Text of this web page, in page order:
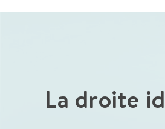
La droite